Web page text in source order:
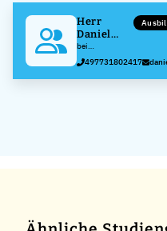
Herr
Daniel
Burkard
bei
Constellium
Deutschland
GmbH
497731802417